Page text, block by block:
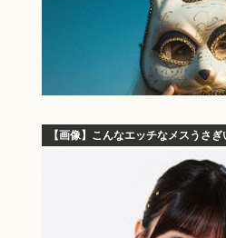
【画像】こんなエッチなメスうさぎ